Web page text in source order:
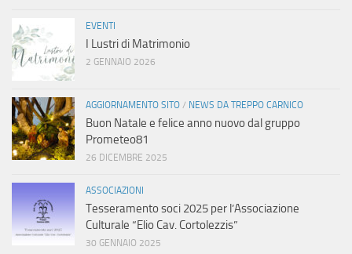
EVENTI
I Lustri di Matrimonio
2 GENNAIO 2026
AGGIORNAMENTO SITO / NEWS DA TREPPO CARNICO
Buon Natale e felice anno nuovo dal gruppo
Prometeo81
26 DICEMBRE 2025
ASSOCIAZIONI
Tesseramento soci 2025 per l’Associazione
Culturale “Elio Cav. Cortolezzis”
30 GENNAIO 2025